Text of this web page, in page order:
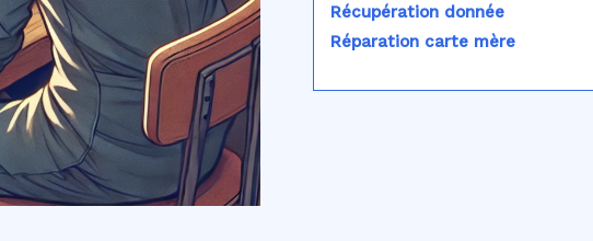
Récupération donnée
Réparation carte mère